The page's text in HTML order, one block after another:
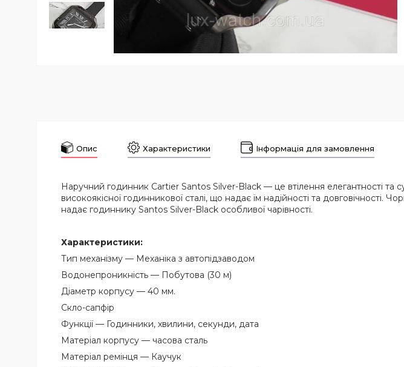
Опис Характеристики Інформація для замовлення
Наручний годинник Cartier Santos Silver-Black — це втілення елегантності
високоякісної годинникової сталі, що надає їм надійності та довговічності.
надає годиннику Santos Silver-Black особливої чарівності.
Характеристики:
Тип механізму — Механіка з автопідзаводом
Водонепроникність — Побутова (30 м)
Діаметр корпусу — 40 мм.
Скло-сапфір
Функції — Годинники, хвилини, секунди, дата
Матеріал корпусу — часова сталь
Матеріал ремінця — Каучук